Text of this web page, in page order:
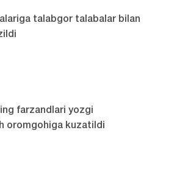
talabgor talabalar bilan
farzandlari yozgi
oromgohiga kuzatildi